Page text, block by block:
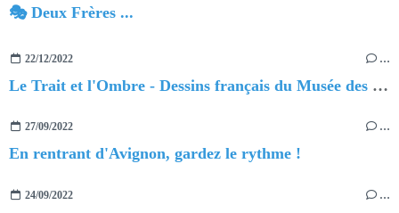
🎭 Deux Frères ...
22/12/2022 …
Le Trait et l'Ombre - Dessins français du Musée des Beaux-Arts d'Orléans
27/09/2022 …
En rentrant d'Avignon, gardez le rythme !
24/09/2022 …